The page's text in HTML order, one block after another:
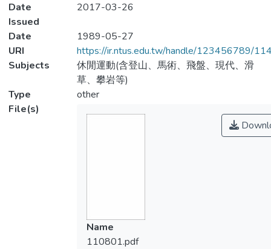
Date
Issued
2017-03-26
Date
1989-05-27
URI
https://ir.ntus.edu.tw/handle/123456789/
Subjects
休閒運動(含登山、馬術、飛盤、現代、滑
草、攀岩等)
Type
other
File(s)
Name
110801.pdf